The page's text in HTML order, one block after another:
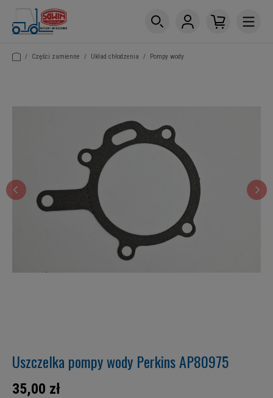
/ Części zamienne / Układ chłodzenia / Pompy wody
Uszczelka pompy wody Perkins AP80975
35,00 zł